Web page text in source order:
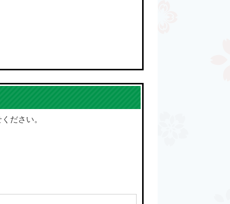
ださい。